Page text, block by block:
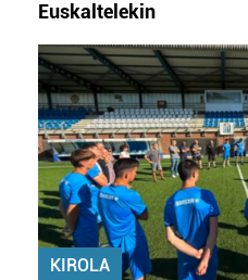
zure baimena Cookieen
Webgune honek cookie
fitxategiak erabiltzen ditu.
zerbitzuak hobetzeko
baliatzen gara. Ohar hau
erabiltzeko baimen
irakurri
Euskaltelekin
KIROLA